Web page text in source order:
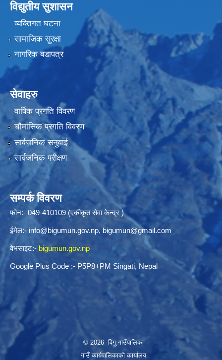
विद्युतीय सुशासन
व्यक्तिगत घटना
सामाजिक सुरक्षा
नागरिक बडापत्र
सेवाहरु
वार्षिक प्रगति विवरण
चौमासिक प्रगति विवरण
सार्वजनिक सनुवाई
सार्वजनिक परीक्षण
सम्पर्क विवरण
फोन:- 049-410109 (एकीकृत सेवा केन्द्र )
ईमेल:- info@bigumun.gov.np, bigumun@gmail.com
वेभसाइट:- bigumun.gov.np
Google Plus Code :- P5P8+PM Singati, Nepal
© 2026 विगु गाउँपालिका
गाउँ कार्यपालिकाको कार्यालय